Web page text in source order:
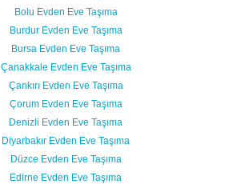
Bolu Evden Eve Taşıma
Burdur Evden Eve Taşıma
Bursa Evden Eve Taşıma
Çanakkale Evden Eve Taşıma
Çankırı Evden Eve Taşıma
Çorum Evden Eve Taşıma
Denizli Evden Eve Taşıma
Diyarbakır Evden Eve Taşıma
Düzce Evden Eve Taşıma
Edirne Evden Eve Taşıma